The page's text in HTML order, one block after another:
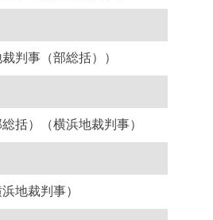
判事（部総括））
括）（横浜地裁判事）
地裁判事）